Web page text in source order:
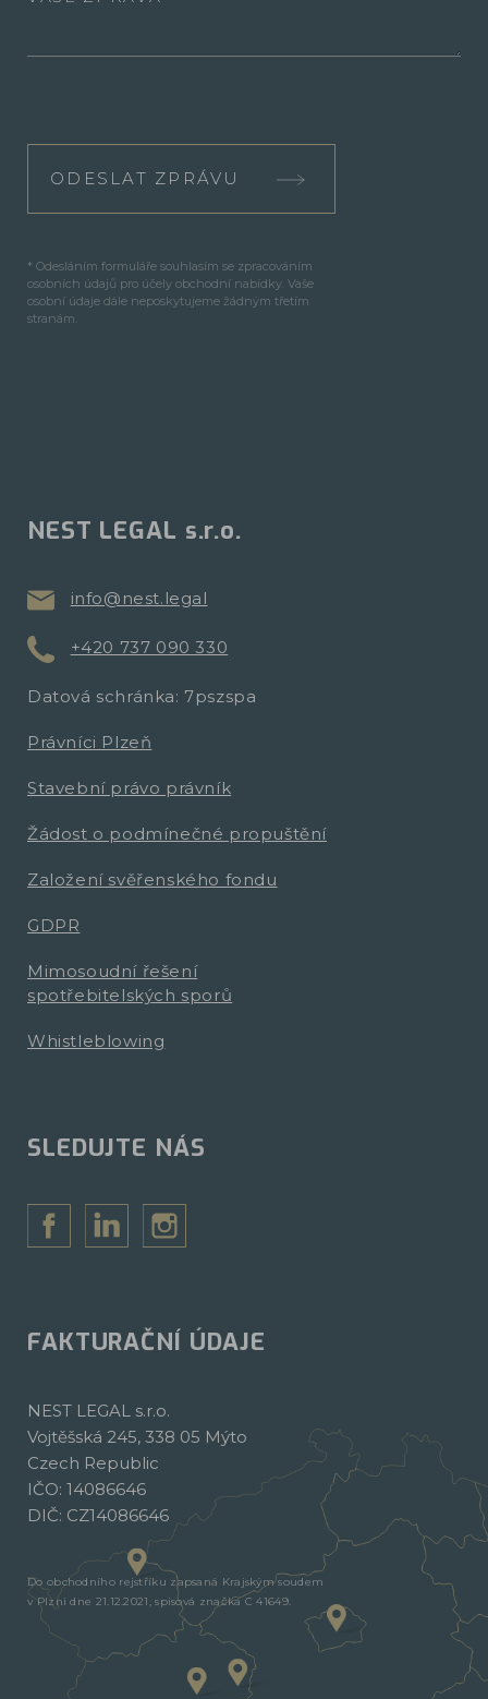
ODESLAT ZPRÁVU
* Odesláním formuláře souhlasím se zpracováním
osobních údajů pro účely obchodní nabídky. Vaše
osobní údaje dále neposkytujeme žádným třetím
stranám.
NEST LEGAL s.r.o.
info@nest.legal
+420 737 090 330
Datová schránka: 7pszspa
Právníci Plzeň
Stavební právo právník
Žádost o podmínečné propuštění
Založení svěřenského fondu
GDPR
Mimosoudní řešení
spotřebitelských sporů
Whistleblowing
SLEDUJTE NÁS
FAKTURAČNÍ ÚDAJE
NEST LEGAL s.r.o.
Vojtěšská 245, 338 05 Mýto
Czech Republic
IČO: 14086646
DIČ: CZ14086646
Do obchodního rejstříku zapsaná Krajským soudem
v Plzni dne 21.12.2021, spisová značka C 41649.